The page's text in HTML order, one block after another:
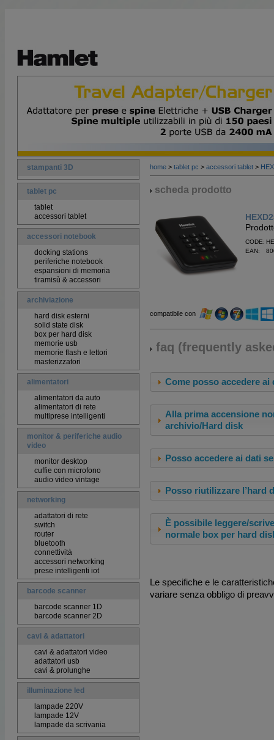
stampanti 3D
tablet pc
tablet
accessori tablet
accessori notebook
docking stations
periferiche notebook
espansioni di memoria
tiramisù & accessori
archiviazione
hard disk esterni
solid state disk
box per hard disk
memorie usb
memorie flash e lettori
masterizzatori
alimentatori
alimentatori da auto
alimentatori di rete
multiprese intelligenti
monitor & periferiche audio
video
monitor desktop
cuffie con microfono
audio video vintage
networking
adattatori di rete
switch
router
bluetooth
connettività
accessori networking
prese intelligenti iot
barcode scanner
barcode scanner 1D
barcode scanner 2D
cavi & adattatori
cavi & adattatori video
adattatori usb
cavi & prolunghe
illuminazione led
lampade 220V
lampade 12V
lampade da scrivania
home > tablet pc > accessori tablet >
scheda prodotto
CODE:
EAN:
compatibile con
faq (frequently
Come posso accedere
Alla prima accensione
archivio/Hard disk
Posso accedere ai dati
Posso riutilizzare l’hard
È possibile leggere/
normale box per hard
Le specifiche e le
variare senza obbligo di